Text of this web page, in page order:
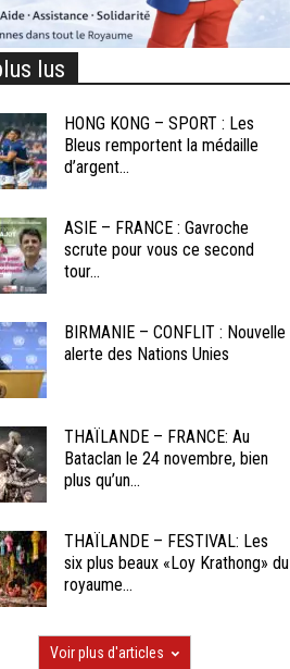
lus
HONG KONG – SPORT : Les
Bleus remportent la médaille
d’argent...
ASIE – FRANCE : Gavroche
scrute pour vous ce second
tour...
BIRMANIE – CONFLIT : Nouvelle
alerte des Nations Unies
THAÏLANDE – FRANCE: Au
Bataclan le 24 novembre, bien
plus qu’un...
THAÏLANDE – FESTIVAL: Les
six plus beaux «Loy Krathong» du
royaume...
Voir plus d'articles